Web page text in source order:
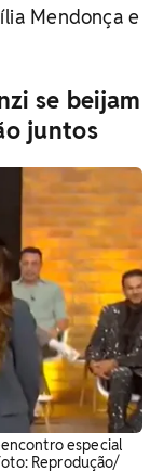
Mendonça e
se beijam
juntos
especial
Reprodução/